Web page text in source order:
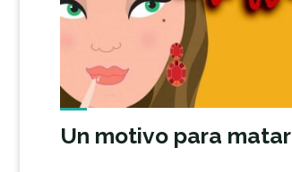
Un motivo para matar